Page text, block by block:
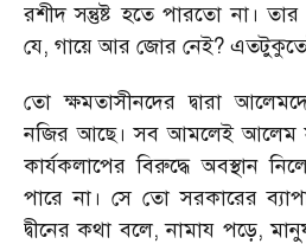
রশীদ সন্তুষ্ট হতে পারতো না।
যে, গায়ে আর জোর নেই?
তো ক্ষমতাসীনদের দ্বারা
নজির আছে। সব আমলেই আলেম
কার্যকলাপের বিরুদ্ধে অবস্থান
পারে না। সে তো সরকারের
দ্বীনের কথা বলে, নামায পড়ে,